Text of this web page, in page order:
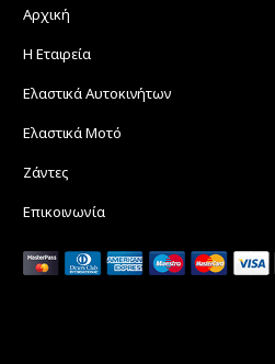
Αρχική
Η Εταιρεία
Ελαστικά Αυτοκινήτων
Ελαστικά Μοτό
Ζάντες
Επικοινωνία